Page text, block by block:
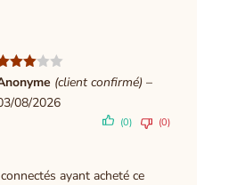
3
sur 5
(client confirmé) –
08/2026
(0) (0)
ayant acheté ce